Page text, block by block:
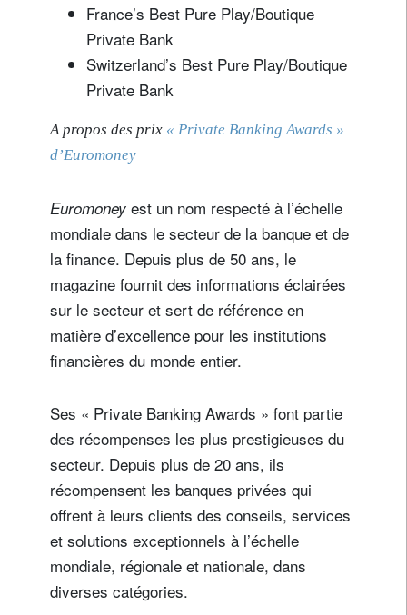
France’s Best Pure Play/Boutique
Private Bank
Switzerland’s Best Pure Play/Boutique
Private Bank
A propos des prix « Private Banking Awards »
d’Euromoney
Euromoney est un nom respecté à l’échelle
mondiale dans le secteur de la banque et de
la finance. Depuis plus de 50 ans, le
magazine fournit des informations éclairées
sur le secteur et sert de référence en
matière d’excellence pour les institutions
financières du monde entier.
Ses « Private Banking Awards » font partie
des récompenses les plus prestigieuses du
secteur. Depuis plus de 20 ans, ils
récompensent les banques privées qui
offrent à leurs clients des conseils, services
et solutions exceptionnels à l’échelle
mondiale, régionale et nationale, dans
diverses catégories.